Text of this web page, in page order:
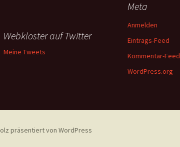
Meta
Anmelden
Eintrags-Feed
Kommentar-Feed
WordPress.org
Webkloster auf Twitter
Meine Tweets
präsentiert von WordPress